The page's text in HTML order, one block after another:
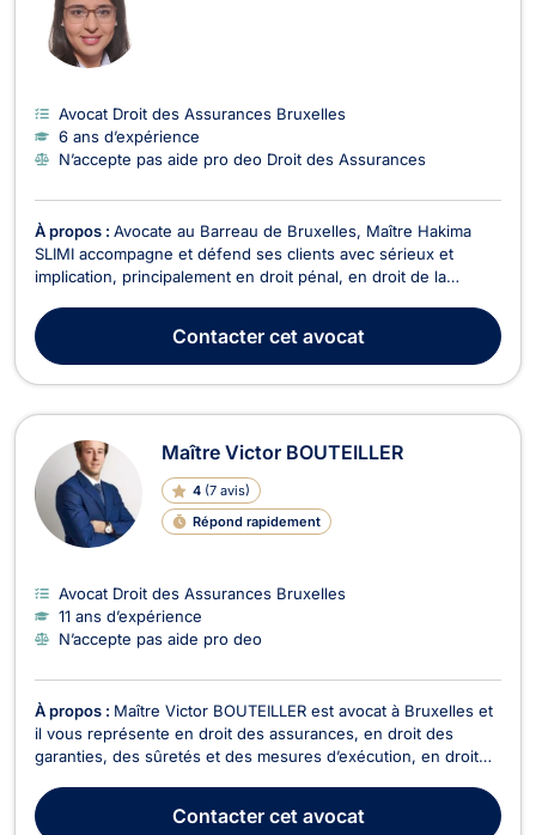
Avocat Droit des Assurances Bruxelles
6 ans d’expérience
N’accepte pas aide pro deo Droit des Assurances
À propos : Avocate au Barreau de Bruxelles, Maître Hakima
SLIMI accompagne et défend ses clients avec sérieux et
implication, principalement en droit pénal, en droit de la
assurances et recouvrement de créances.En droit pénal,
Maître Hakima SLIMI met un point d’honneur à ac...
Contactercet avocat
Maître Victor BOUTEILLER
4 (7 avis)
Répond rapidement
Avocat Droit des Assurances Bruxelles
11 ans d’expérience
N’accepte pas aide pro deo
À propos : Maître Victor BOUTEILLER est avocat à Bruxelles et
il vous représente en droit des assurances, en droit des
garanties, des sûretés et des mesures d’exécution, en droit
vente. Victor BOUTEILLER vous assiste en droit des
assurances pour assurer le règlement de vos...
Contactercet avocat